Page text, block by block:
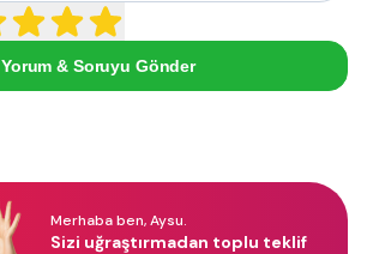
Yorum & Soruyu Gönder
Merhaba ben, Aysu.
Sizi uğraştırmadan toplu teklif